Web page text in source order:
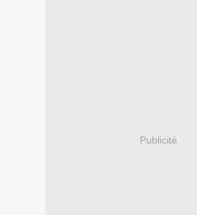
Publicité